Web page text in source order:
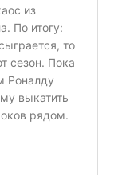
из
По итогу:
то
сезон. Пока
Роналду
выкатить
рядом.